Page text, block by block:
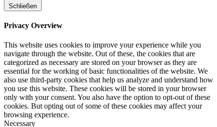
Schließen
Privacy Overview
This website uses cookies to improve your experience while you
navigate through the website. Out of these, the cookies that are
categorized as necessary are stored on your browser as they are
essential for the working of basic functionalities of the website. We
also use third-party cookies that help us analyze and understand how
you use this website. These cookies will be stored in your browser
only with your consent. You also have the option to opt-out of these
cookies. But opting out of some of these cookies may affect your
browsing experience.
Necessary